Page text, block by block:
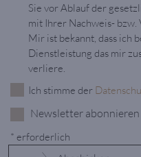
Sie vor Ablauf der
mit Ihrer Nachweis-
Mir ist bekannt, dass ich
Dienstleistung das mir
verliere.
Ich stimme der
Newsletter abonnieren
* erforderlich